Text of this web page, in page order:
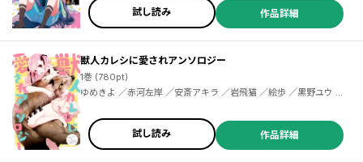
試し読み 作品詳細
獣人カレシに愛されアンソロジー
1巻 (780pt)
ゆめきよ ／赤河左岸 ／安斎アキラ ／岩飛猫 ／絵歩 ／黒野ユウ ／
試し読み 作品詳細